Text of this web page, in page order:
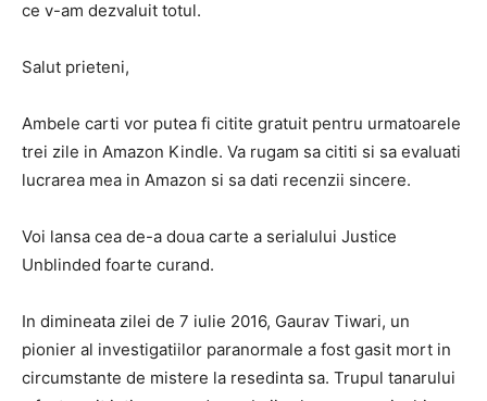
ce v-am dezvaluit totul.
Salut prieteni,
Ambele carti vor putea fi citite gratuit pentru urmatoarele
trei zile in Amazon Kindle. Va rugam sa cititi si sa evaluati
lucrarea mea in Amazon si sa dati recenzii sincere.
Voi lansa cea de-a doua carte a serialului Justice
Unblinded foarte curand.
In dimineata zilei de 7 iulie 2016, Gaurav Tiwari, un
pionier al investigatiilor paranormale a fost gasit mort in
circumstante de mistere la resedinta sa. Trupul tanarului